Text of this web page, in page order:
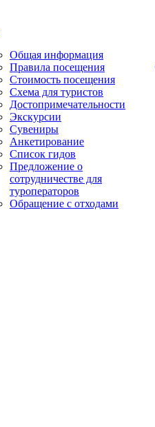
Общая информация
Правила посещения
Стоимость посещения
Схема для туристов
Достопримечательности
Экскурсии
Сувениры
Анкетирование
Список гидов
Предложение о
сотрудничестве для
туроператоров
Обращение с отходами